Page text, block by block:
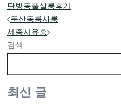
탄방동풀살롱후기
Post
navigation
둔산동룸사롱
세종시유흥
검색
최신 글